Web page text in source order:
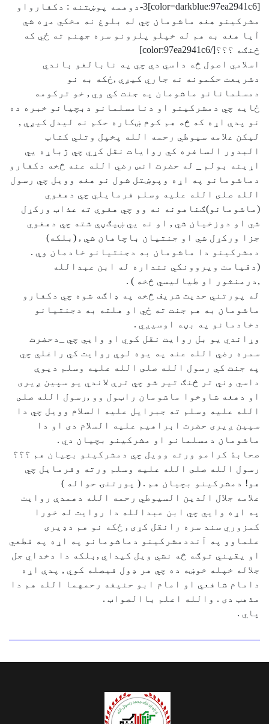
[color=darkblue:97ea2941c6]3-دوهمه پوښتنه : دكفارواو
مشركينو هغه ماشومان چي له بلوغ نه مخكي مړه شي
آيا هغه به هم له خپلو پلرونو سره جهنم ته ځي كه
څنګه ؟؟؟[/color:97ea2941c6]
اسلامي اصول څه داسي دي چي په نابالغو باندي
دشريعت حكمونه نه جاري كيږي ,ځكه به نو
دمسلمانانو ماشومان په جنت كي وي , خو تركومه
ځايه چي دمشركينو او دنامسلمانو دبچيانو خبره ده
نو پدې اړه كه څه هم كوم ښكاره حكم نه ليدل كيږي ,
ليكن علامه سيوطي رحمه الله پخپل وتلي كتاب
البدور السافره كي روايات نقل كړي چي ژباړه يي
اړينه بولم _ له حضرت انس رضي الله عنه څخه دكفارو
دماشومانو په اړه وپوښتل شول نو هغه وويل چي رسول
الله صلى الله عليه وسلم فرمايلي چي دهغوي
(ماشومانو)ګناهونه نه وو چي هغوي ته عذاب وركړل
شي او دوزخيان شي , او نه يي ښيګڼي شته چي دهغوي
جزا وركړل شي او جنتيان باچاهان شي , (بلكه)
دمشركينو دا ماشومان به دجنتيانو خادمان وي .
(دقيامت ويروونكي ننداره له ابن عبدالله
,درمنثور او طياليسي څخه ) .
له پورتني حديث شريف څخه په ډاګه شوه چي دكفارو
ماشومان به هم جنت ته ځي او هلته به دجنتيانو
دخادمانو په بڼه اوسيږي .
وړاندي يو بل روايت نقل كوي او وايي چي _دحضرت
سمره رضي الله عنه په يوه لوي روايت كي راغلي چي
په جنت كي رسول الله صلى الله عليه وسلم ديوې
داسي وني تر څنګ تير شو چي ترې لاندي يو سپين ږيرى
او دهغه شاوخوا ماشومان راټول وو ,رسول الله صلى
الله عليه وسلم ته جبرايل عليه السلام وويل چي دا
سپين ږيرى حضرت ابراهيم عليه السلام دى او دا
ماشومان دمسلمانو او مشركينو بچيان دي .
صحابۀ كرامو ورته وويل چي دمشركينو بچيان هم ؟؟؟
رسول الله صلى الله عليه وسلم ورته وفرمايل چي
هو! دمشركينو بچيان هم . ( پورتنۍ حواله )
علامه جلال الدين السيوطي رحمه الله دهمدې روايت
په اړه وايي چي ابن عبدالله دا روايت له خورا
كمزوري سند سره رانقل كړى , ځكه نو هم دډيرى
علماوو په آنددمشركينو دماشومانو په اړه په قطعي
او يقيني توګه څه نشي ويل كيداي ,بلكه دا دخداي جل
جلاله خپله خوښه ده چي هر ډول فيصله كوي , پدې اړه
دامام شافعي او امام ابو حنيفه رحمهما الله هم دا
مذهب دى . والله اعلم باالصواب .
پاي .